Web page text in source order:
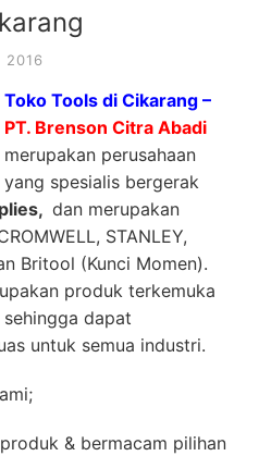
2016
Toko Tools di Cikarang –
PT. Brenson Citra Abadi
merupakan perusahaan
yang spesialis bergerak
dan merupakan
STANLEY,
Britool (Kunci Momen).
produk terkemuka
dapat
untuk semua industri.
& bermacam pilihan